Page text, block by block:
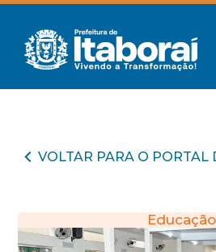
VOLTAR PARA O PORTAL
Educação